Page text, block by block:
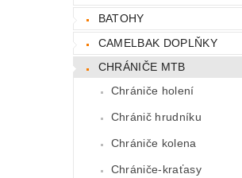
BATOHY
CAMELBAK DOPLŇKY
CHRÁNIČE MTB
Chrániče holení
Chránič hrudníku
Chrániče kolena
Chrániče-kraťasy